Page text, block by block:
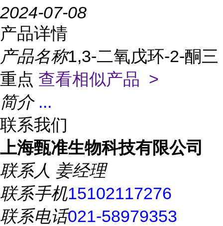
2024-07-08
产品详情
产品名称1,3-二氧戊环-2-酮三
重点 查看相似产品 >
简介 ...
联系我们
上海甄准生物科技有限公司
联系人 姜经理
联系手机15102117276
联系电话021-58979353